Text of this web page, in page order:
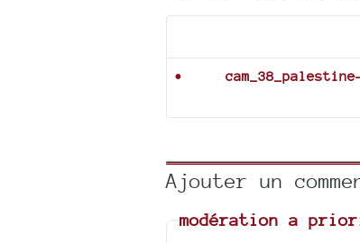
Ajouter un
modération a